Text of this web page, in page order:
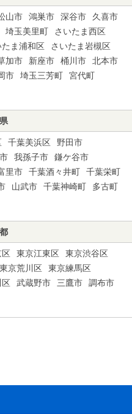
山市 鴻巣市 深谷市
久喜市
埼玉美里町
さいたま西区
たま浦和区
さいたま岩槻区
加市 新座市 桶川市
北本市
市 埼玉三芳町
宮代町
千葉美浜区
野田市
我孫子市
鎌ケ谷市
里市 千葉酒々井町
千葉栄町
山武市 千葉神崎町
多古町
区 東京江東区
東京渋谷区
東京荒川区
東京練馬区
区 武蔵野市 三鷹市
調布市